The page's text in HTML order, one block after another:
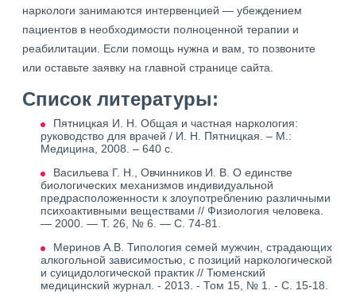
наркологи занимаются интервенцией — убеждением
пациентов в необходимости полноценной терапии и
реабилитации. Если помощь нужна и вам, то позвоните
или оставьте заявку на главной странице сайта.
Список литературы:
Пятницкая И. Н. Общая и частная наркология:
руководство для врачей / И. Н. Пятницкая. – М.:
Медицина, 2008. – 640 с.
Васильева Г. Н., Овчинников И. В. О единстве
биологических механизмов индивидуальной
предрасположенности к злоупотреблению различными
психоактивными веществами // Физиология человека.
— 2000. — Т. 26, № 6. — С. 74-81.
Меринов А.В. Типология семей мужчин, страдающих
алкогольной зависимостью, с позиций наркологической
и суицидологической практик // Тюменский
медицинский журнал. - 2013. - Том 15, № 1. - С. 15-18.